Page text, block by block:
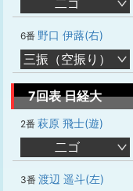
二ゴ
6番 野口 伊蕗(右)
三振（空振り）
7回表 日経大
2番 萩原 飛士(遊)
二ゴ
3番 渡辺 遥斗(左)